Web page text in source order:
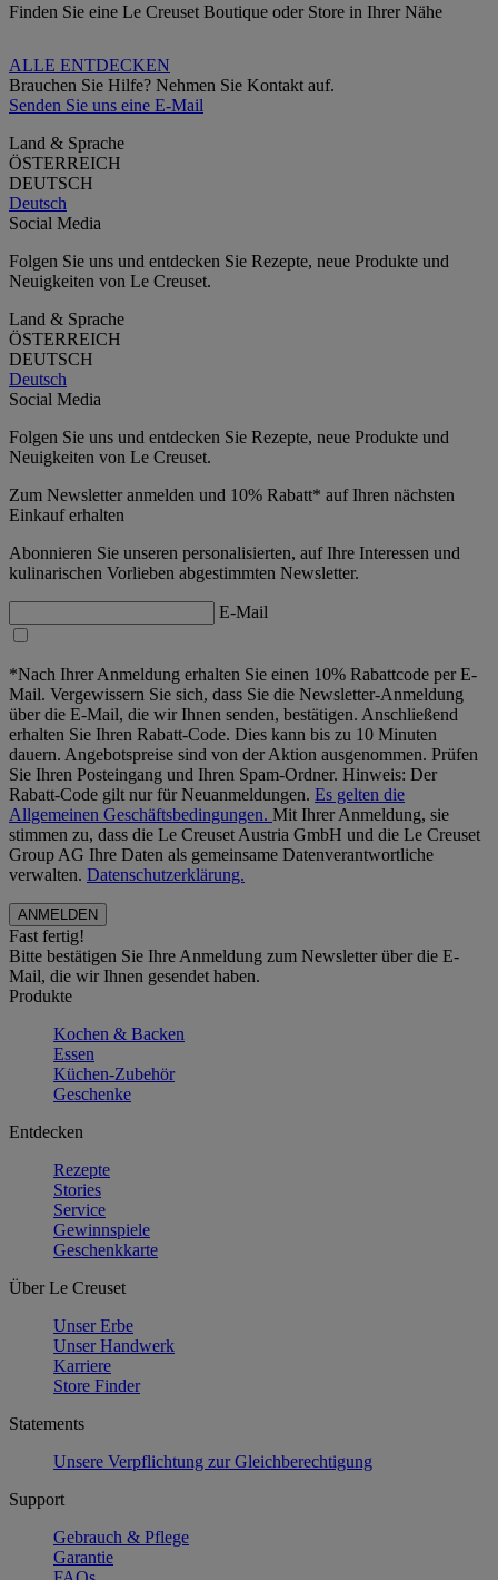
Finden Sie eine Le Creuset Boutique oder Store in Ihrer Nähe
ALLE ENTDECKEN
Brauchen Sie Hilfe? Nehmen Sie Kontakt auf.
Senden Sie uns eine E-Mail
Land & Sprache
ÖSTERREICH
DEUTSCH
Deutsch
Social Media
Folgen Sie uns und entdecken Sie Rezepte, neue Produkte und
Neuigkeiten von Le Creuset.
Land & Sprache
ÖSTERREICH
DEUTSCH
Deutsch
Social Media
Folgen Sie uns und entdecken Sie Rezepte, neue Produkte und
Neuigkeiten von Le Creuset.
Zum Newsletter anmelden und 10% Rabatt* auf Ihren nächsten
Einkauf erhalten
Abonnieren Sie unseren personalisierten, auf Ihre Interessen und
kulinarischen Vorlieben abgestimmten Newsletter.
E-Mail
*Nach Ihrer Anmeldung erhalten Sie einen 10% Rabattcode per E-
Mail. Vergewissern Sie sich, dass Sie die Newsletter-Anmeldung
über die E-Mail, die wir Ihnen senden, bestätigen. Anschließend
erhalten Sie Ihren Rabatt-Code. Dies kann bis zu 10 Minuten
dauern. Angebotspreise sind von der Aktion ausgenommen. Prüfen
Sie Ihren Posteingang und Ihren Spam-Ordner. Hinweis: Der
Rabatt-Code gilt nur für Neuanmeldungen. Es gelten die
Allgemeinen Geschäftsbedingungen. Mit Ihrer Anmeldung, sie
stimmen zu, dass die Le Creuset Austria GmbH und die Le Creuset
Group AG Ihre Daten als gemeinsame Datenverantwortliche
verwalten. Datenschutzerklärung.
Fast fertig!
Bitte bestätigen Sie Ihre Anmeldung zum Newsletter über die E-
Mail, die wir Ihnen gesendet haben.
Produkte
Kochen & Backen
Essen
Küchen-Zubehör
Geschenke
Entdecken
Rezepte
Stories
Service
Gewinnspiele
Geschenkkarte
Über Le Creuset
Unser Erbe
Unser Handwerk
Karriere
Store Finder
Statements
Unsere Verpflichtung zur Gleichberechtigung
Support
Gebrauch & Pflege
Garantie